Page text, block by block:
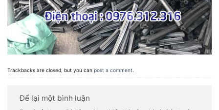
Trackbacks are closed, but you can post a comment.
Để lại một bình luận